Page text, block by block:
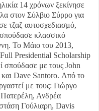
14 χρόνων ξεκίνησε
στον Σύλβιο Σύρρο για
τζαζ αυτοσχεδιασμό,
κλασσικό
Το Μάιο του 2013,
Presidential Scholarship
σπούδασε με τους John
Dave Santoro. Από το
με τους: Γιώργο
Ανδρέα
Γούλιαρη, Davis